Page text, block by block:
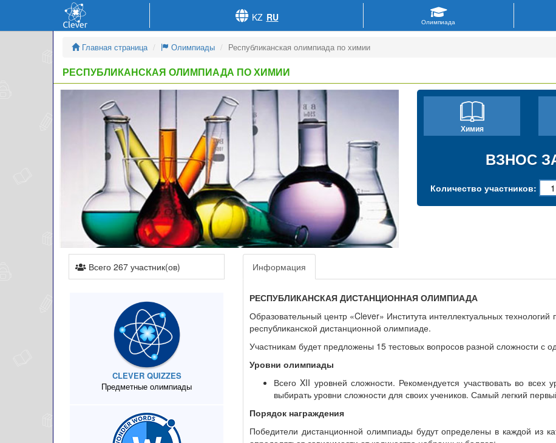
Главная страница Олимпиады Республиканская олимпиада по химии
РЕСПУБЛИКАНСКАЯ ОЛИМПИАДА ПО ХИМИИ
Химия
ВЗНОС
Количество участников:
Всего 267 участник(ов)
CLEVER QUIZZES
Предметные олимпиады
Информация
РЕСПУБЛИКАНСКАЯ ДИСТАНЦИОННАЯ ОЛИМПИАДА
Образовательный центр «Clever» Института интеллектуальных
республиканской дистанционной олимпиаде.
Участникам будет предложены 15 тестовых вопросов разной сложности с
Уровни олимпиады
Всего XII уровней сложности. Рекомендуется участвовать во всех
выбирать уровни сложности для своих учеников. Самый легкий
Порядок награждения
Победители дистанционной олимпиады будут определены в каждой из
KZ RU